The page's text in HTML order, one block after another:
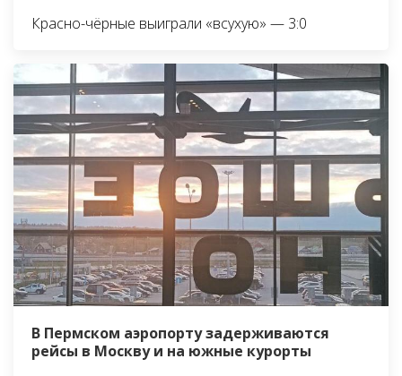
Красно-чёрные выиграли «всухую» — 3:0
В Пермском аэропорту задерживаются
рейсы в Москву и на южные курорты